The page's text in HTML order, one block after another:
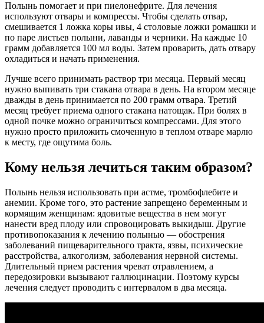
Полынь помогает и при пиелонефрите. Для лечения
используют отвары и компрессы. Чтобы сделать отвар,
смешивается 1 ложка коры ивы, 4 столовые ложки ромашки и
по паре листьев полыни, лаванды и черники. На каждые 10
грамм добавляется 100 мл воды. Затем проварить, дать отвару
охладиться и начать применения.
Лучше всего принимать раствор три месяца. Первый месяц
нужно выпивать три стакана отвара в день. На втором месяце
дважды в день принимается по 200 грамм отвара. Третий
месяц требует приема одного стакана натощак. При болях в
одной почке можно ограничиться компрессами. Для этого
нужно просто приложить смоченную в теплом отваре марлю
к месту, где ощутима боль.
Кому нельзя лечиться таким образом?
Полынь нельзя использовать при астме, тромбофлебите и
анемии. Кроме того, это растение запрещено беременным и
кормящим женщинам: ядовитые вещества в нем могут
нанести вред плоду или спровоцировать выкидыш. Другие
противопоказания к лечению полынью — обострения
заболеваний пищеварительного тракта, язвы, психические
расстройства, алкоголизм, заболевания нервной системы.
Длительный прием растения чреват отравлением, а
передозировки вызывают галлюцинации. Поэтому курсы
лечения следует проводить с интервалом в два месяца.